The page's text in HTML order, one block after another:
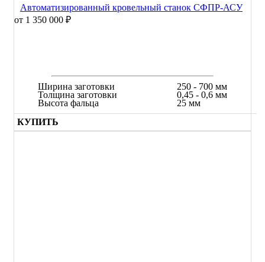
Автоматизированный кровельный станок СФПР-АСУ
от 1 350 000 ₽
Ширина заготовки
Толщина заготовки
Высота фальца
250 - 700 мм
0,45 - 0,6 мм
25 мм
КУПИТЬ